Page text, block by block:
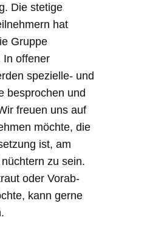
Die stetige
hat
Gruppe
In offener
spezielle- und
besprochen und
freuen uns auf
möchte, die
ist, am
zu sein.
oder Vorab-
kann gerne